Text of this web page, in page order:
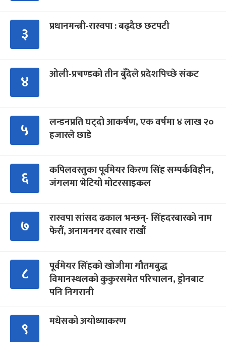
३ प्रधानमन्त्री-रास्वपा : बढ्दैछ छटपटी
४ ओली-प्रचण्डको तीन बुँदेले प्रदेशपिच्छे संकट
५
लन्डनप्रति घट्दो आकर्षण, एक वर्षमा ४ लाख २०
हजारले छाडे
६
कपिलवस्तुका पूर्वमेयर किरण सिंह सम्पर्कविहीन,
जंगलमा भेटियो मोटरसाइकल
७
रास्वपा सांसद ढकाल भन्छन्- सिंहदरबारको नाम
फेरौं, अनामनगर दरबार राखौं
८
पूर्वमेयर सिंहको खोजीमा गौतमबुद्ध
विमानस्थलको कुकुरसमेत परिचालन, ड्रोनबाट
पनि निगरानी
९ मधेसको अयोध्याकरण